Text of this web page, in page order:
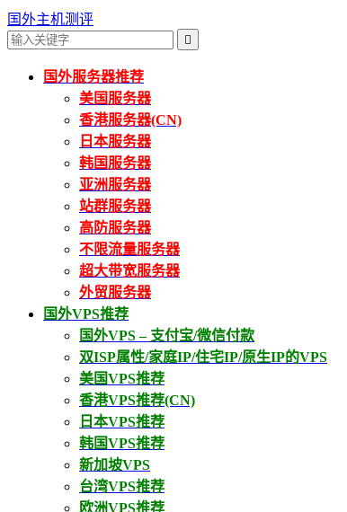
国外主机测评

国外服务器推荐
美国服务器
香港服务器(CN)
日本服务器
韩国服务器
亚洲服务器
站群服务器
高防服务器
不限流量服务器
超大带宽服务器
外贸服务器
国外VPS推荐
国外VPS – 支付宝/微信付款
双ISP属性/家庭IP/住宅IP/原生IP的VPS
美国VPS推荐
香港VPS推荐(CN)
日本VPS推荐
韩国VPS推荐
新加坡VPS
台湾VPS推荐
欧洲VPS推荐